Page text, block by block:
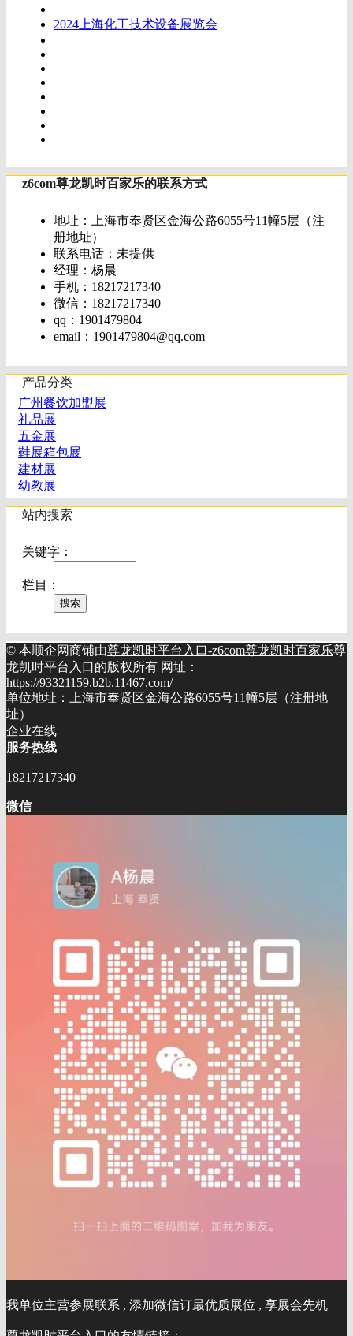
2024上海化工技术设备展览会
z6com尊龙凯时百家乐的联系方式
地址：上海市奉贤区金海公路6055号11幢5层（注
册地址）
联系电话：未提供
经理：杨晨
手机：18217217340
微信：18217217340
qq：1901479804
email： 1901479804@qq.com
产品分类
广州餐饮加盟展
礼品展
五金展
鞋展箱包展
建材展
幼教展
站内搜索
关键字：
栏目：
© 本顺企网商铺由尊龙凯时平台入口-z6com尊龙凯时百家乐尊
龙凯时平台入口的版权所有 网址：
https://93321159.b2b.11467.com/
单位地址：上海市奉贤区金海公路6055号11幢5层（注册地
址）
企业在线
服务热线
18217217340
微信
我单位主营参展联系 , 添加微信订最优质展位 , 享展会先机